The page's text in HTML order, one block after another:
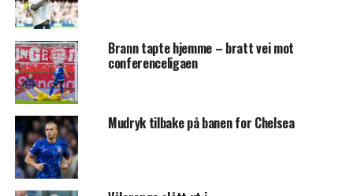
Brann tapte hjemme – bratt vei mot
conferenceligaen
Mudryk tilbake på banen for Chelsea